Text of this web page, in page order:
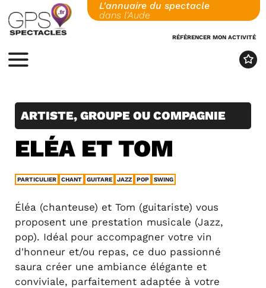
to
content
L'annuaire du spectacle
dans l'Aude
RÉFÉRENCER MON ACTIVITÉ
MENU
ARTISTE, GROUPE OU COMPAGNIE
ELÉA ET TOM
PARTICULIER CHANT GUITARE JAZZ POP SWING
Éléa (chanteuse) et Tom (guitariste) vous
proposent une prestation musicale (Jazz,
pop). Idéal pour accompagner votre vin
d'honneur et/ou repas, ce duo passionné
saura créer une ambiance élégante et
conviviale, parfaitement adaptée à votre